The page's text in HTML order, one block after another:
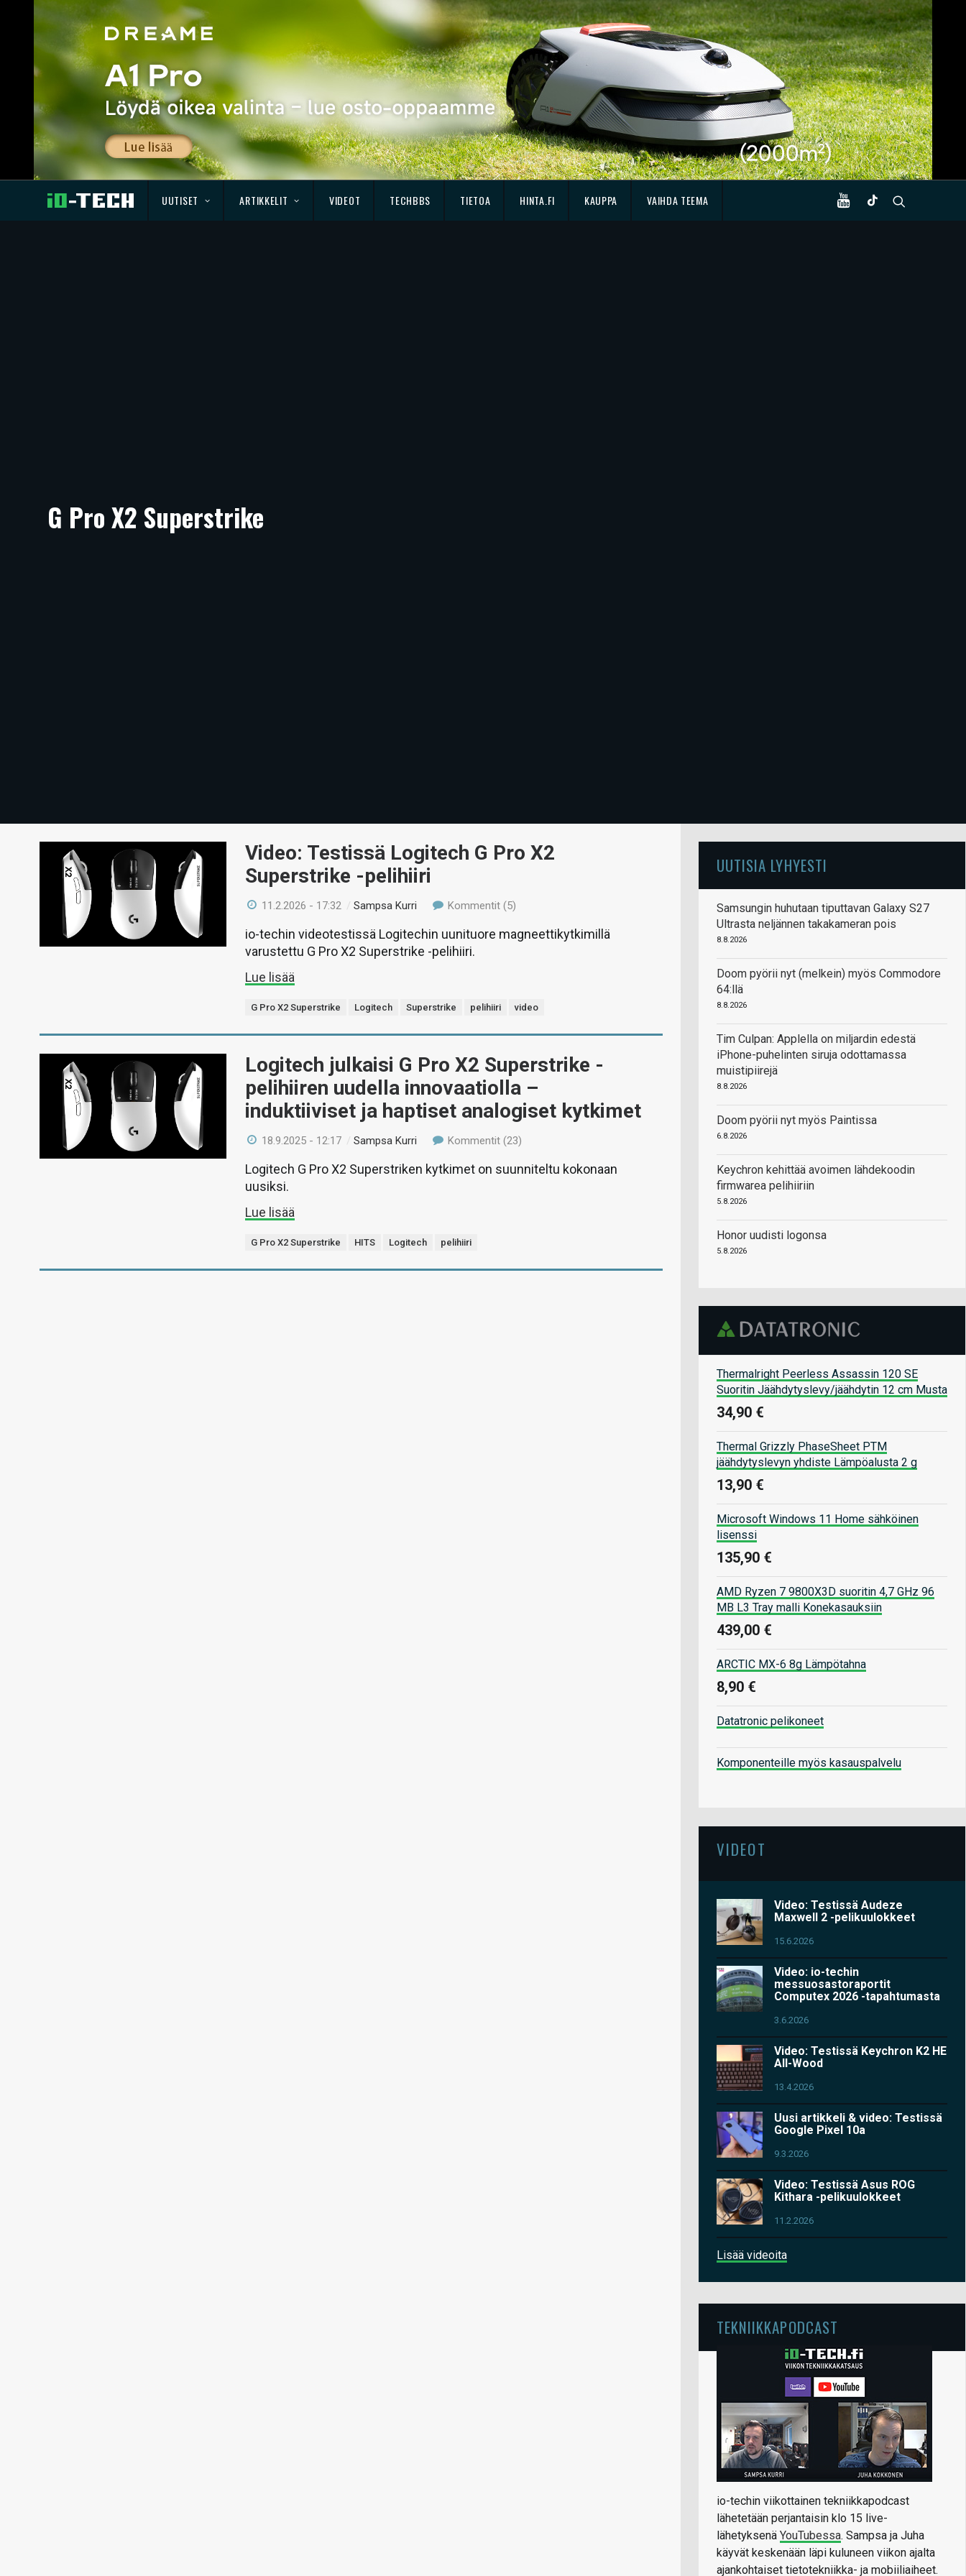
UUTISET ARTIKKELIT VIDEOT TECHBBS TIETOA HINTA.FI KAUPPA VAIHDA TEEMA
G Pro X2 Superstrike
Video: Testissä Logitech G Pro X2
Superstrike -pelihiiri
11.2.2026 - 17:32 /Sampsa Kurri Kommentit (5)
io-techin videotestissä Logitechin uunituore magneettikytkimillä
varustettu G Pro X2 Superstrike -pelihiiri.
Lue lisää
G Pro X2 Superstrike Logitech Superstrike pelihiiri video
Logitech julkaisi G Pro X2 Superstrike -
pelihiiren uudella innovaatiolla –
induktiiviset ja haptiset analogiset kytkimet
18.9.2025 - 12:17 /Sampsa Kurri Kommentit (23)
Logitech G Pro X2 Superstriken kytkimet on suunniteltu kokonaan
uusiksi.
Lue lisää
G Pro X2 Superstrike HITS Logitech pelihiiri
UUTISIA LYHYESTI
Samsungin huhutaan tiputtavan Galaxy S27
Ultrasta neljännen takakameran pois
8.8.2026
Doom pyörii nyt (melkein) myös Commodore
64:llä
8.8.2026
Tim Culpan: Applella on miljardin edestä
iPhone-puhelinten siruja odottamassa
muistipiirejä
8.8.2026
Doom pyörii nyt myös Paintissa
6.8.2026
Keychron kehittää avoimen lähdekoodin
firmwarea pelihiiriin
5.8.2026
Honor uudisti logonsa
5.8.2026
Thermalright Peerless Assassin 120 SE
Suoritin Jäähdytyslevy/jäähdytin 12 cm Musta
34,90 €
Thermal Grizzly PhaseSheet PTM
jäähdytyslevyn yhdiste Lämpöalusta 2 g
13,90 €
Microsoft Windows 11 Home sähköinen
lisenssi
135,90 €
AMD Ryzen 7 9800X3D suoritin 4,7 GHz 96
MB L3 Tray malli Konekasauksiin
439,00 €
ARCTIC MX-6 8g Lämpötahna
8,90 €
Datatronic pelikoneet
Komponenteille myös kasauspalvelu
VIDEOT
Video: Testissä Audeze
Maxwell 2 -pelikuulokkeet
15.6.2026
Video: io-techin
messuosastoraportit
Computex 2026 -tapahtumasta
3.6.2026
Video: Testissä Keychron K2 HE
All-Wood
13.4.2026
Uusi artikkeli & video: Testissä
Google Pixel 10a
9.3.2026
Video: Testissä Asus ROG
Kithara -pelikuulokkeet
11.2.2026
Lisää videoita
TEKNIIKKAPODCAST
io-techin viikottainen tekniikkapodcast
lähetetään perjantaisin klo 15 live-
lähetyksenä YouTubessa. Sampsa ja Juha
käyvät keskenään läpi kuluneen viikon ajalta
ajankohtaiset tietotekniikka- ja mobiiliaiheet.